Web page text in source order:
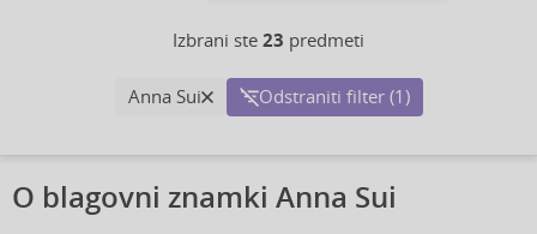
Izbrani ste 23 predmeti
Anna Sui Odstraniti filter (1)
O blagovni znamki Anna Sui